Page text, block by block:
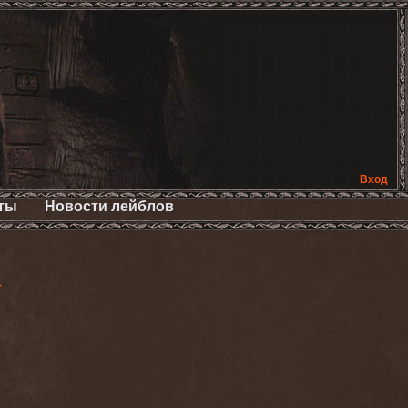
Вход
Новости лейблов